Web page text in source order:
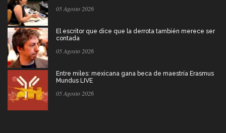
05 Agosto 2026
El escritor que dice que la derrota también merece ser
contada
05 Agosto 2026
Entre miles: mexicana gana beca de maestría Erasmus
Mundus LIVE
05 Agosto 2026